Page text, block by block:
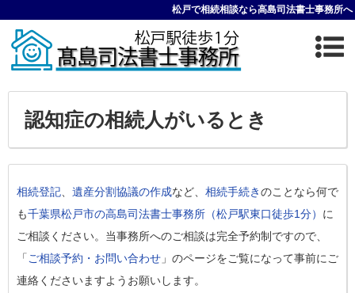
松戸で相続相談なら高島司法書士事務所へ
認知症の相続人がいるとき
相続登記 遺産分割協議の作成など、 相続手続きのことなら何で
も千葉県松戸市の高島司法書士事務所（松戸駅東口徒歩1分） に
ご相談ください。当事務所へのご相談は完全予約制ですので、
「 ご相談予約・お問い合わせ 」のページをご覧になって事前にご
連絡くださいますようお願いします。